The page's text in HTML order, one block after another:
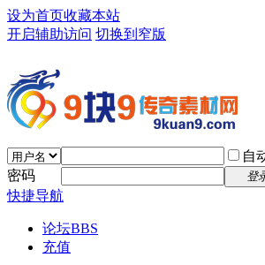
设为首页收藏本站
开启辅助访问 切换到窄版
自
密码
登
快捷导航
论坛BBS
充值